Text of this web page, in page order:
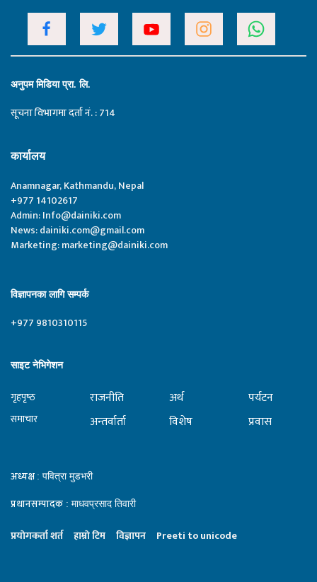
अनुपम मिडिया प्रा. लि.
सूचना विभागमा दर्ता नं. : 714
कार्यालय
Anamnagar, Kathmandu, Nepal
+977 14102617
Admin:Info@dainiki.com
News:dainiki.com@gmail.com
Marketing:marketing@dainiki.com
विज्ञापनका लागि सम्पर्क
+977 9810310115
साइट नेभिगेशन
गृहपृष्‍ठ
समाचार
राजनीति
अन्तर्वार्ता
अर्थ
विशेष
पर्यटन
प्रवास
अध्यक्ष : पवित्रा मुडभरी
प्रधानसम्पादक : माधवप्रसाद तिवारी
प्रयाेगकर्ता शर्त हाम्राे टिम विज्ञापन Preeti to unicode